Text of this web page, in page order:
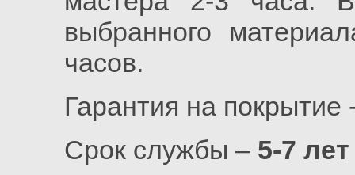
выбранного
часов.
Гарантия на покрытие
Срок службы – 5-7 лет